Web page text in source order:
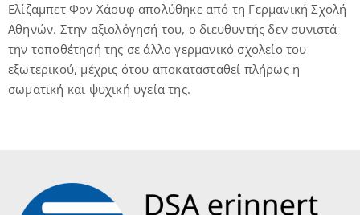
Ελίζαμπετ Φον Χάουφ απολύθηκε από τη Γερμανική Σχολή
Αθηνών. Στην αξιολόγησή του, ο διευθυντής δεν συνιστά
την τοποθέτησή της σε άλλο γερμανικό σχολείο του
εξωτερικού, μέχρις ότου αποκατασταθεί πλήρως η
σωματική και ψυχική υγεία της.